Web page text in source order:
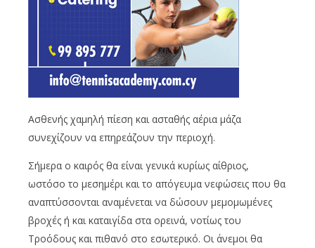
Ασθενής χαμηλή πίεση και ασταθής αέρια μάζα
συνεχίζουν να επηρεάζουν την περιοχή.
Σήμερα ο καιρός θα είναι γενικά κυρίως αίθριος,
ωστόσο το μεσημέρι και το απόγευμα νεφώσεις που θα
αναπτύσσονται αναμένεται να δώσουν μεμομωμένες
βροχές ή και καταιγίδα στα ορεινά, νοτίως του
Τροόδους και πιθανό στο εσωτερικό. Οι άνεμοι θα